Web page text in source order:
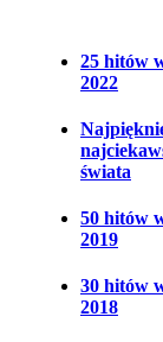
25 hitów
2022
świata
50 hitów
2019
30 hitów
2018